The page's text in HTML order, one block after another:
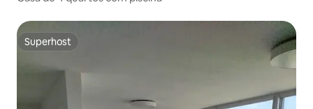
Superhost
Superhost